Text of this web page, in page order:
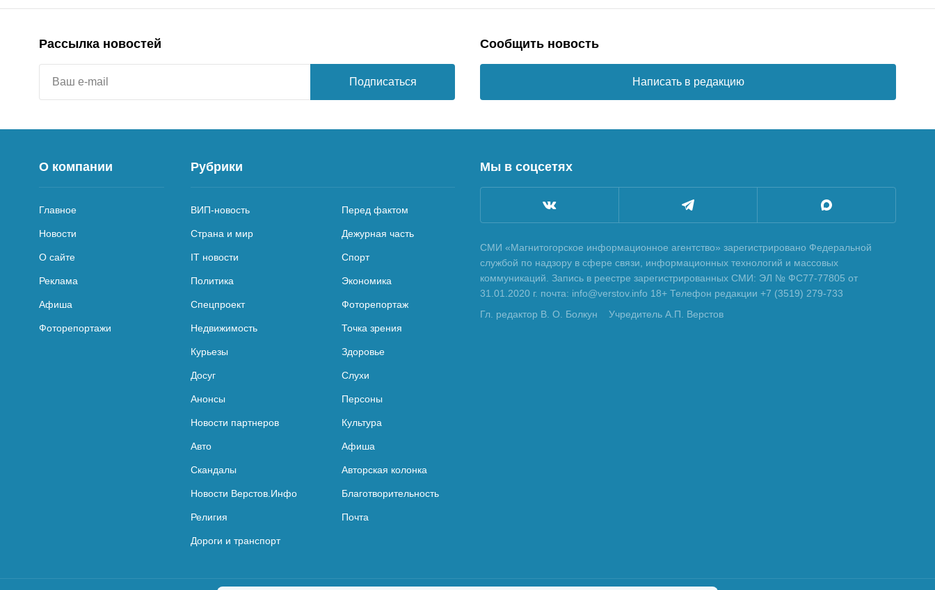
Рассылка новостей
Подписаться
Сообщить новость
Написать в редакцию
О компании
Главное
Новости
О сайте
Реклама
Афиша
Фоторепортажи
Рубрики
ВИП-новость Перед фактом
Страна и мир Дежурная часть
IT новости Спорт
Политика Экономика
Спецпроект Фоторепортаж
Недвижимость Точка зрения
Курьезы Здоровье
Досуг Слухи
Анонсы Персоны
Новости партнеров Культура
Авто Афиша
Скандалы Авторская колонка
Новости Верстов.Инфо Благотворительность
Религия Почта
Дороги и транспорт
Мы в соцсетях
СМИ «Магнитогорское информационное агентство» зарегистрировано Федеральной
службой по надзору в сфере связи, информационных технологий и массовых
коммуникаций. Запись в реестре зарегистрированных СМИ: ЭЛ № ФС77-77805 от
31.01.2020 г. почта: info@verstov.info 18+ Телефон редакции +7 (3519) 279-733
Гл. редактор В. О. Болкун
Учредитель А.П. Верстов